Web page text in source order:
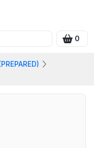
0